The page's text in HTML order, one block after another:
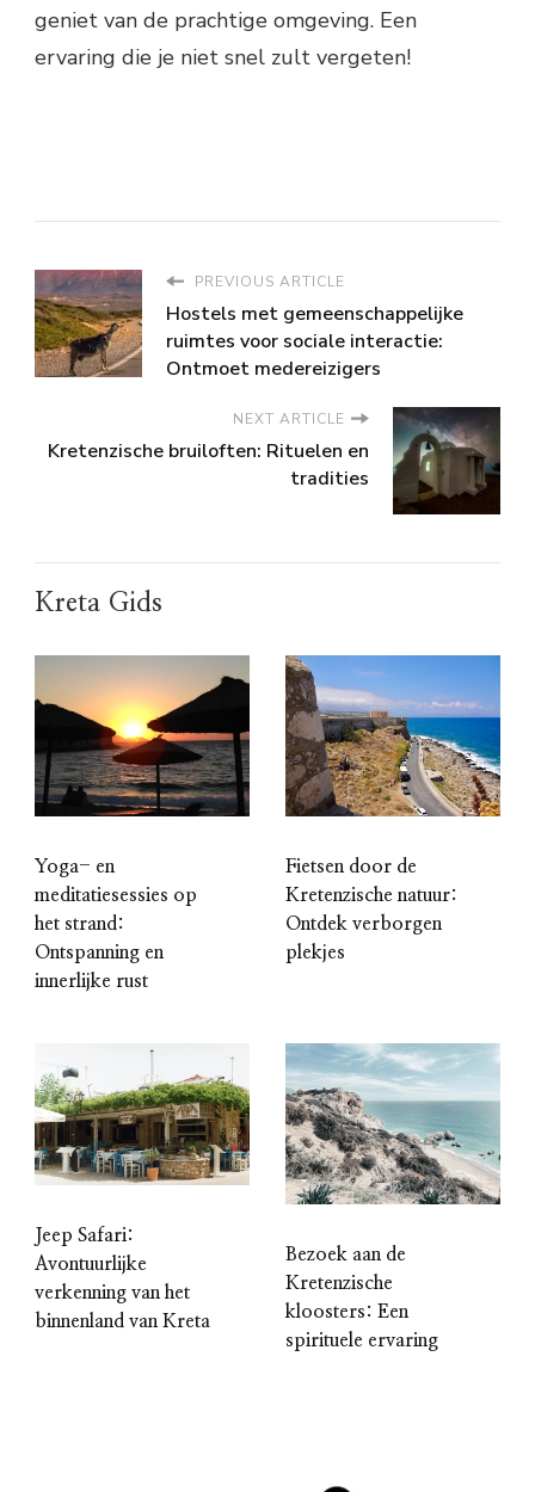
geniet van de prachtige omgeving. Een
ervaring die je niet snel zult vergeten!
PREVIOUS ARTICLE
Hostels met gemeenschappelijke
ruimtes voor sociale interactie:
Ontmoet medereizigers
NEXT ARTICLE
Kretenzische bruiloften: Rituelen en
tradities
Kreta Gids
Yoga- en
meditatiesessies op
het strand:
Ontspanning en
innerlijke rust
Fietsen door de
Kretenzische natuur:
Ontdek verborgen
plekjes
Jeep Safari:
Avontuurlijke
verkenning van het
binnenland van Kreta
Bezoek aan de
Kretenzische
kloosters: Een
spirituele ervaring